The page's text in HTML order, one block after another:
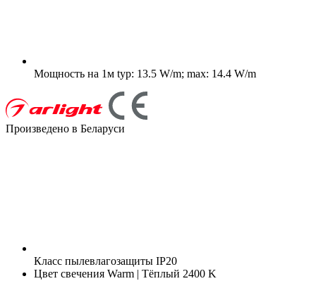
Мощность на 1м typ: 13.5 W/m; max: 14.4 W/m
Произведено в Беларуси
Класс пылевлагозащиты IP20
Цвет свечения Warm | Тёплый 2400 K